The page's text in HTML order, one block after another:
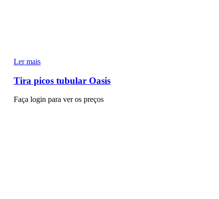
Ler mais
Tira picos tubular Oasis
Faça login para ver os preços